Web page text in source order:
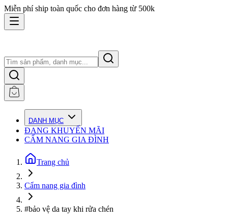
Miễn phí ship toàn quốc cho đơn hàng từ 500k
DANH MỤC
ĐANG KHUYẾN MÃI
CẨM NANG GIA ĐÌNH
Trang chủ
Cẩm nang gia đình
#bảo vệ da tay khi rửa chén